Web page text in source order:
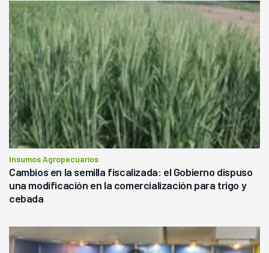
Insumos Agropecuarios
Cambios en la semilla fiscalizada: el Gobierno dispuso
una modificación en la comercialización para trigo y
cebada